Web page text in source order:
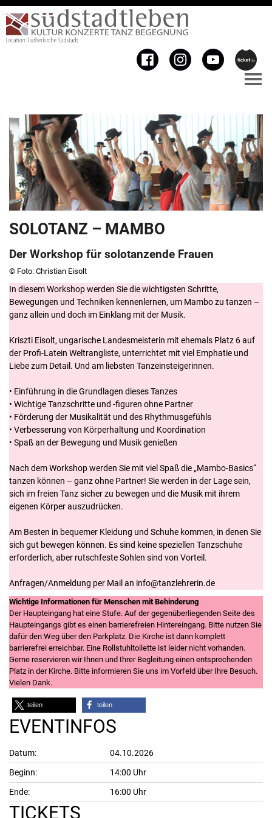
SOLOTANZ – MAMBO
Der Workshop für solotanzende Frauen
© Foto: Christian Eisolt
In diesem Workshop werden Sie die wichtigsten Schritte,
Bewegungen und Techniken kennenlernen, um Mambo zu tanzen –
ganz allein und doch im Einklang mit der Musik.
Kriszti Eisolt, ungarische Landesmeisterin mit ehemals Platz 6 auf
der Profi-Latein Weltrangliste, unterrichtet mit viel Emphatie und
Liebe zum Detail. Und am liebsten Tanzeinsteigerinnen.
• Einführung in die Grundlagen dieses Tanzes
• Wichtige Tanzschritte und -figuren ohne Partner
• Förderung der Musikalität und des Rhythmusgefühls
• Verbesserung von Körperhaltung und Koordination
• Spaß an der Bewegung und Musik genießen
Nach dem Workshop werden Sie mit viel Spaß die „Mambo-Basics“
tanzen können – ganz ohne Partner! Sie werden in der Lage sein,
sich im freien Tanz sicher zu bewegen und die Musik mit ihrem
eigenen Körper auszudrücken.
Am Besten in bequemer Kleidung und Schuhe kommen, in denen Sie
sich gut bewegen können. Es sind keine speziellen Tanzschuhe
erforderlich, aber rutschfeste Sohlen sind von Vorteil.
Anfragen/Anmeldung per Mail an info@tanzlehrerin.de
Wichtige Informationen für Menschen mit Behinderung
Der Haupteingang hat eine Stufe. Auf der gegenüberliegenden Seite des
Haupteingangs gibt es einen barrierefreien Hintereingang. Bitte nutzen Sie
dafür den Weg über den Parkplatz. Die Kirche ist dann komplett
barrierefrei erreichbar. Eine Rollstuhltoilette ist leider nicht vorhanden.
Gerne reservieren wir Ihnen und Ihrer Begleitung einen entsprechenden
Platz in der Kirche. Bitte informieren Sie uns im Vorfeld über Ihre Besuch.
Vielen Dank.
teilen teilen
EVENTINFOS
Datum:
04.10.2026
Beginn:
14:00 Uhr
Ende:
16:00 Uhr
TICKETS